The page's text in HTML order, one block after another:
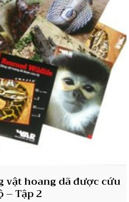
vật hoang dã được cứu
– Tập 2